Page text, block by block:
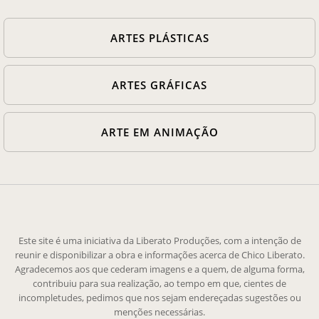
ARTES PLÁSTICAS
ARTES GRÁFICAS
ARTE EM ANIMAÇÃO
Este site é uma iniciativa da Liberato Produções, com a intenção de
reunir e disponibilizar a obra e informações acerca de Chico Liberato.
Agradecemos aos que cederam imagens e a quem, de alguma forma,
contribuiu para sua realização, ao tempo em que, cientes de
incompletudes, pedimos que nos sejam endereçadas sugestões ou
menções necessárias.